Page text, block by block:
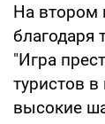
На втором
благодаря
"Игра
туристов
высокие